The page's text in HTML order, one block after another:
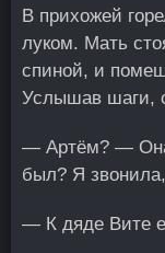
В прихожей
луком. Мать
спиной, и
Услышав шаги,
— Артём? — Она
был? Я
— К дяде Вите